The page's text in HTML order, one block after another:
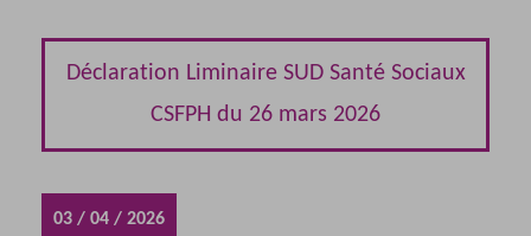
Déclaration Liminaire SUD Santé Sociaux
CSFPH du 26 mars 2026
03 / 04 / 2026